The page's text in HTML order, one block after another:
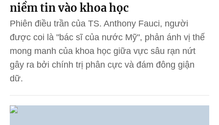
niềm tin vào khoa học
Phiên điều trần của TS. Anthony Fauci, người
được coi là "bác sĩ của nước Mỹ", phản ánh vị thế
mong manh của khoa học giữa vực sâu rạn nứt
gây ra bởi chính trị phân cực và đám đông giận
dữ.